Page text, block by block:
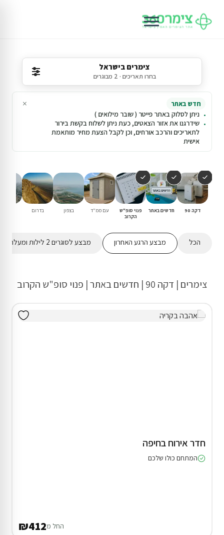
צימרים בישראל
בחרו תאריכים · 2 מבוגרים
חדש באתר
ניתן לסלוק באתר פייטר ( שובר מילואים )
שידרגנו את אזור הצאטים, כעת ניתן לשלוח בקשת בירור
לתאריכים והרכב אורחים, וכן לקבל הצעת מחיר מותאמת
אישית
×
דקה 90 חדשים באתר
פנוי סופ"ש
הקרוב
עם ממ"ד בצפון בדרום
הכל מבצע הרגע האחרון מבצע לסוגרים 2 לילות ומעלה
צימרים | דקה 90 | חדשים באתר | פנוי סופ"ש הקרוב
חדר אירוח בחיפה
המתחם כולו שלכם
החל מ₪412